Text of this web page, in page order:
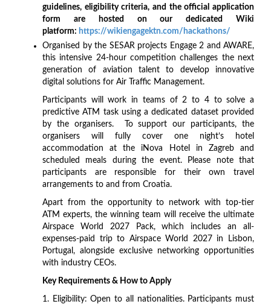
guidelines, eligibility criteria, and the official application
form are hosted on our dedicated Wiki
platform: https://wikiengagektn.com/hackathons/
Organised by the SESAR projects Engage 2 and AWARE,
this intensive 24-hour competition challenges the next
generation of aviation talent to develop innovative
digital solutions for Air Traffic Management.
Participants will work in teams of 2 to 4 to solve a
predictive ATM task using a dedicated dataset provided
by the organisers. To support our participants, the
organisers will fully cover one night’s hotel
accommodation at the iNova Hotel in Zagreb and
scheduled meals during the event. Please note that
participants are responsible for their own travel
arrangements to and from Croatia.
Apart from the opportunity to network with top-tier
ATM experts, the winning team will receive the ultimate
Airspace World 2027 Pack, which includes an all-
expenses-paid trip to Airspace World 2027 in Lisbon,
Portugal, alongside exclusive networking opportunities
with industry CEOs.
Key Requirements & How to Apply
1. Eligibility: Open to all nationalities. Participants must